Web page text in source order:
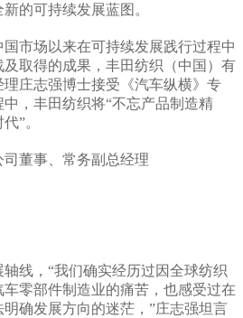
的可持续发展蓝图。
市场以来在可持续发展践行过程中
取得的成果，丰田纺织（中国）有
庄志强博士接受《汽车纵横》专
，丰田纺织将“不忘产品制造精
”。
董事、常务副总经理
线，“我们确实经历过因全球纺织
零部件制造业的痛苦，也感受过在
确发展方向的迷茫，”庄志强坦言